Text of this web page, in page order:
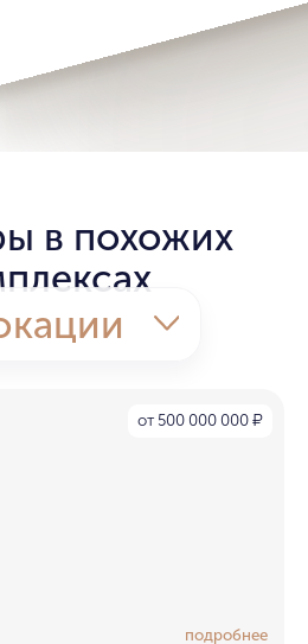
в похожих
от 500 000 000 ₽
подробнее